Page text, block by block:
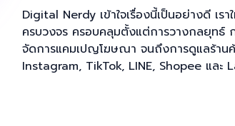
Digital Nerdy เข้าใจเรื่องนี้เป็นอย่างดี เ
ครบวงจร ครอบคลุมตั้งแต่การวางกลยุทธ์
จัดการแคมเปญโฆษณา จนถึงการดูแลร้าน
Instagram, TikTok, LINE, Shopee และ